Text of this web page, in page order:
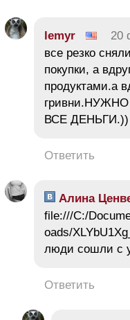
lemyr 20
все резко
покупки, а
продуктами.а
ВСЕ ДЕНЬГИ.))
Ответить
Алина
file:///C:/
oads/
люди сошли с
Ответить